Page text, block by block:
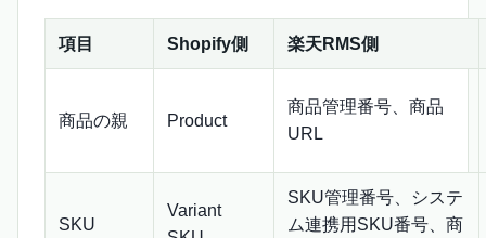
項目 Shopify側 楽天RMS側
商品の親 Product
商品管理番号、商品
URL
SKU
Variant
SKU管理番号、システ
ム連携用SKU番号、商